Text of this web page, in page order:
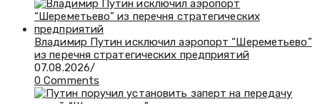
Владимир Путин исключил аэропорт “Шереметьево”
из перечня стратегических предприятий
07.08.2026/
0 Comments